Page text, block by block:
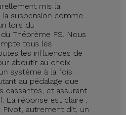
mis la
suspension comme
lors du
Théorème FS. Nous
tous les
les influences de
aboutir au choix
système à la fois
au pédalage que
cassantes, et assurant
La réponse est claire :
Pivot, autrement dit, un